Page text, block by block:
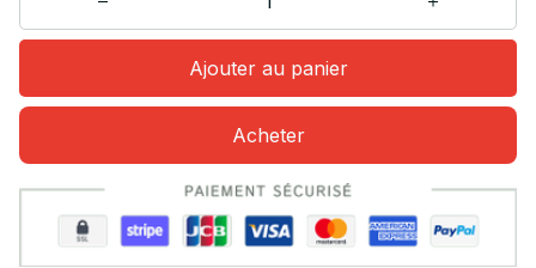
Ajouter au panier
Acheter